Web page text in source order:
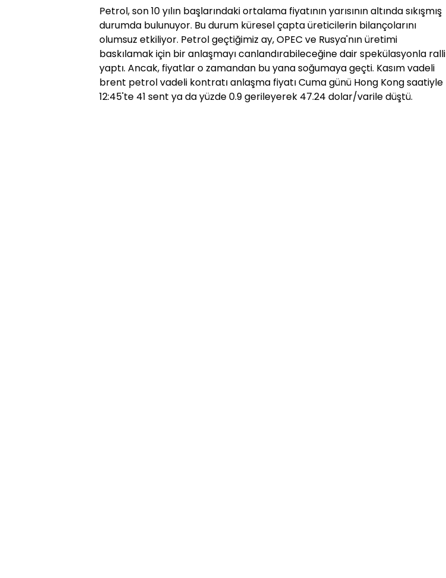
Petrol, son 10 yılın başlarındaki ortalama fiyatının yarısının altında sıkışmış
durumda bulunuyor. Bu durum küresel çapta üreticilerin bilançolarını
olumsuz etkiliyor. Petrol geçtiğimiz ay, OPEC ve Rusya'nın üretimi
baskılamak için bir anlaşmayı canlandırabileceğine dair spekülasyonla ralli
yaptı. Ancak, fiyatlar o zamandan bu yana soğumaya geçti. Kasım vadeli
brent petrol vadeli kontratı anlaşma fiyatı Cuma günü Hong Kong saatiyle
12:45'te 41 sent ya da yüzde 0.9 gerileyerek 47.24 dolar/varile düştü.